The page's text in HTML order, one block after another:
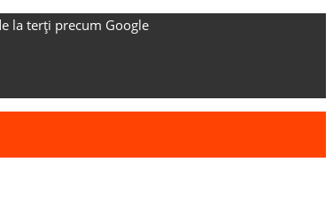
la terți precum Google